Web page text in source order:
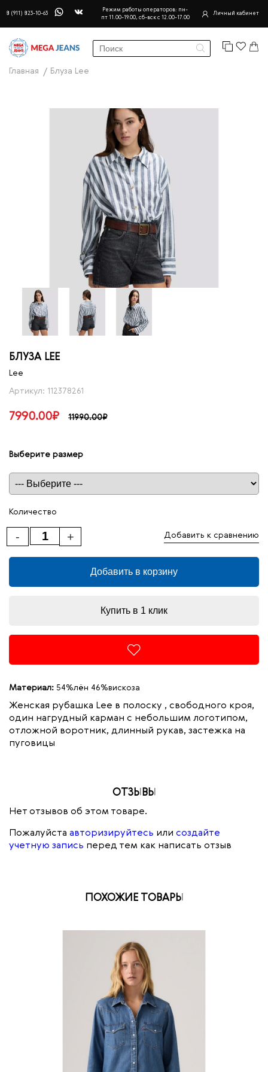
8 (911) 823-10-63
Режим работы операторов: пн-
пт 11.00-19.00, сб-вск с 12.00-17.00
Личный кабинет
Главная Блуза Lee
БЛУЗА LEE
Lee
Артикул: 112378261
7990.00₽ 11990.00₽
Выберите размер
Таблица размеров
Количество
+
- Добавить к сравнению
Добавить в корзину
Купить в 1 клик
Материал: 54%лён 46%вискоза
Женская рубашка Lee в полоску , свободного кроя,
один нагрудный карман с небольшим логотипом,
отложной воротник, длинный рукав, застежка на
пуговицы
ОТЗЫВЫ
Нет отзывов об этом товаре.
Пожалуйста авторизируйтесь или создайте
учетную запись перед тем как написать отзыв
ПОХОЖИЕ ТОВАРЫ